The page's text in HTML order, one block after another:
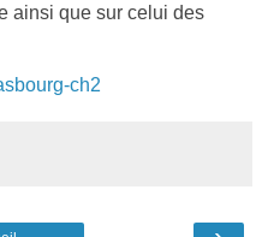
ainsi que sur celui des
ch2